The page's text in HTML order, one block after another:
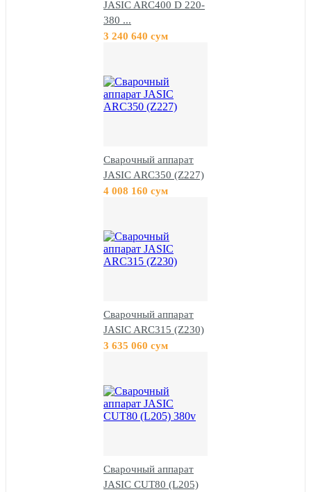
JASIC ARC400 D 220-
380 ...
3 240 640 сум
Сварочный аппарат
JASIC ARC350 (Z227)
4 008 160 сум
Сварочный аппарат
JASIC ARC315 (Z230)
3 635 060 сум
Сварочный аппарат
JASIC CUT80 (L205)